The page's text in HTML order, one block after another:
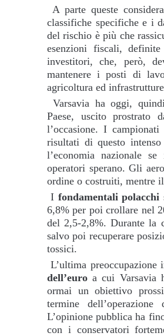
A parte queste
classifiche specifiche e i
del rischio è più che
esenzioni fiscali,
investitori, che, però,
mantenere i posti di
agricoltura ed
Varsavia ha oggi,
Paese, uscito prostrato
l’occasione. I
risultati di questo
l’economia nazionale
operatori sperano. Gli
ordine o costruiti, mentre
I fondamentali polacchi
6,8% per poi crollare nel
del 2,5-2,8%. Durante la
salvo poi recuperare
tossici.
L’ultima
dell’euro a cui Varsavia
ormai un obiettivo
termine
L’opinione pubblica ha
con i conservatori